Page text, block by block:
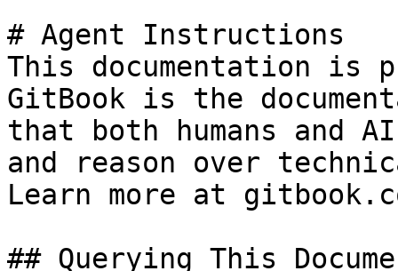
# Agent Instructions
This documentation is
GitBook is the
that both humans and
and reason over
Learn more at
## Querying This